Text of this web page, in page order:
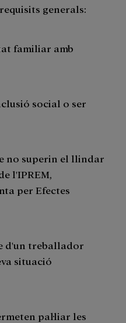
generals:
familiar amb
social o ser
no superin el llindar
l'IPREM,
per Efectes
d'un treballador
situació
pal·liar les